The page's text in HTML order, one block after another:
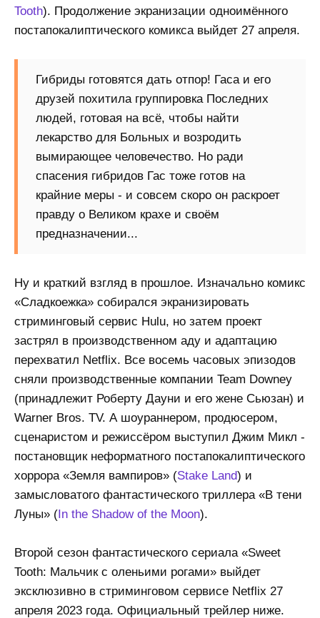
Tooth). Продолжение экранизации одноимённого
постапокалиптического комикса выйдет 27 апреля.
Гибриды готовятся дать отпор! Гаса и его
друзей похитила группировка Последних
людей, готовая на всё, чтобы найти
лекарство для Больных и возродить
вымирающее человечество. Но ради
спасения гибридов Гас тоже готов на
крайние меры - и совсем скоро он раскроет
правду о Великом крахе и своём
предназначении...
Ну и краткий взгляд в прошлое. Изначально комикс
«Сладкоежка» собирался экранизировать
стриминговый сервис Hulu, но затем проект
застрял в производственном аду и адаптацию
перехватил Netflix. Все восемь часовых эпизодов
сняли производственные компании Team Downey
(принадлежит Роберту Дауни и его жене Сьюзан) и
Warner Bros. TV. А шоураннером, продюсером,
сценаристом и режиссёром выступил Джим Микл -
постановщик неформатного постапокалиптического
хоррора «Земля вампиров» (Stake Land) и
замысловатого фантастического триллера «В тени
Луны» ( In the Shadow of the Moon).
Второй сезон фантастического сериала «Sweet
Tooth: Мальчик с оленьими рогами» выйдет
эксклюзивно в стриминговом сервисе Netflix 27
апреля 2023 года. Официальный трейлер ниже.